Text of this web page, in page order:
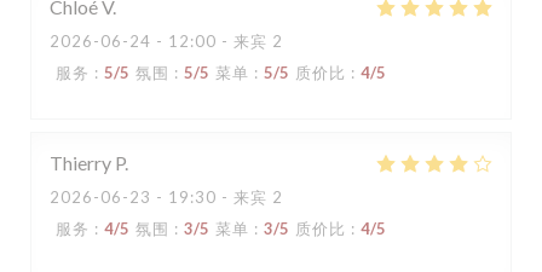
ChloéV
2026-06-24 - 12:00 - 来宾 2
服务 : 5/5 氛围 : 5/5 菜单 : 5/5 质价比 : 4/5
Thierry P
2026-06-23 - 19:30 - 来宾 2
服务 : 4/5 氛围 : 3/5 菜单 : 3/5 质价比 : 4/5